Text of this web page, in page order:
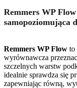
Remmers WP
samopoziomująca
Remmers WP Flow to
wyrównawcza
szczelnych warstw
idealnie sprawdza się
zapewniając równą,